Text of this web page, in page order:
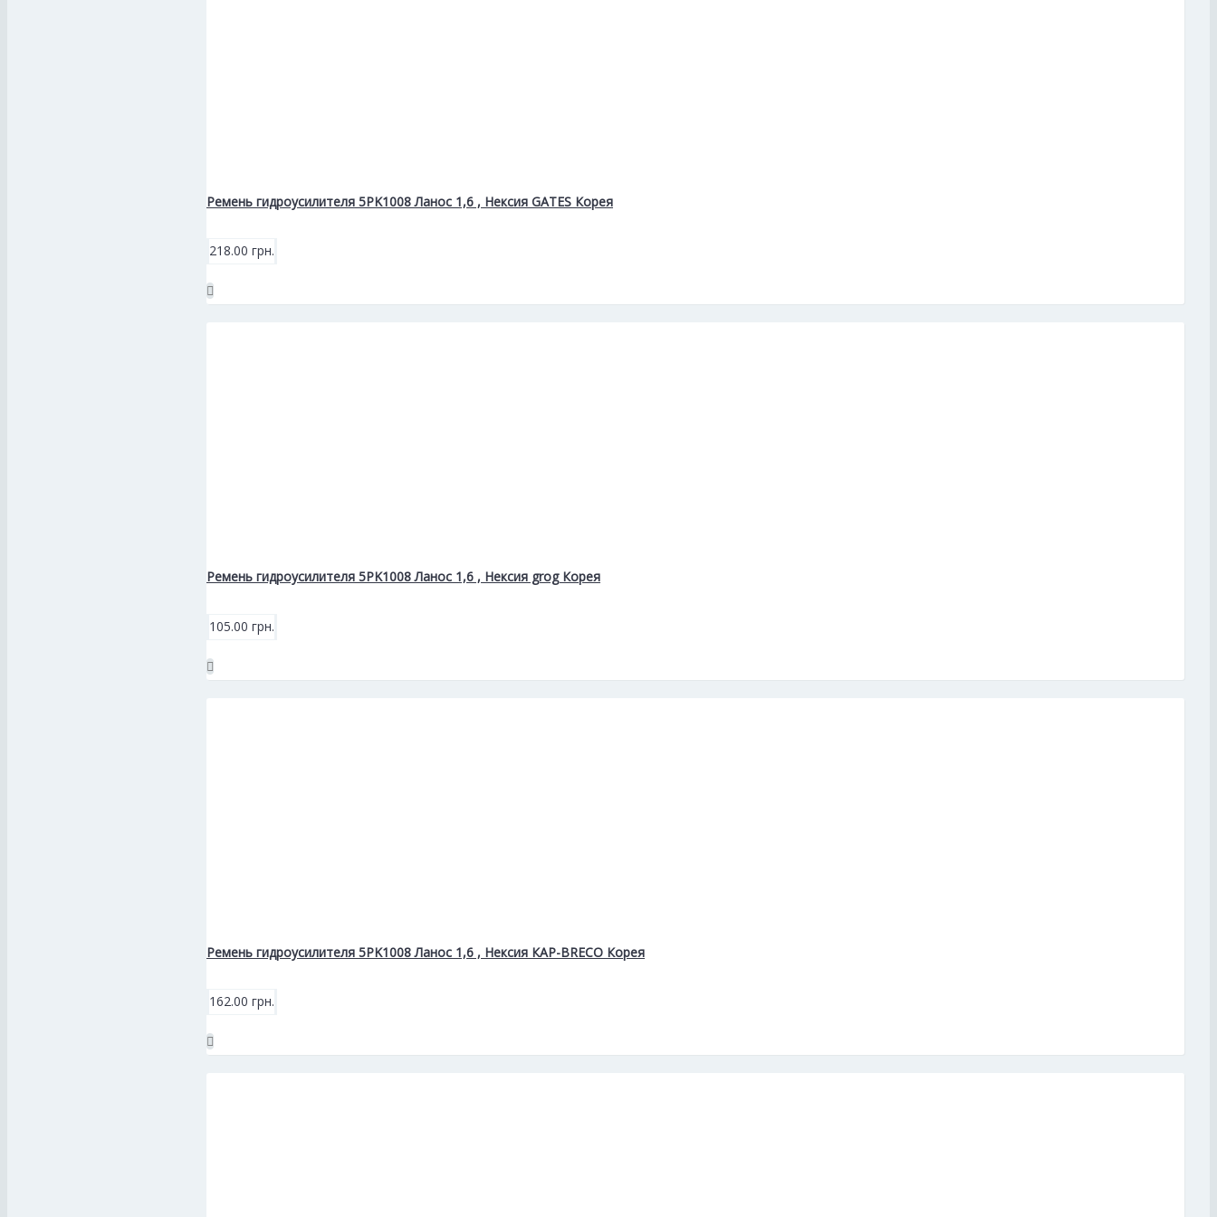
Ремень гидроусилителя 5PK1008 Ланос 1,6 , Нексия GATES Корея
218.00 грн.
Ремень гидроусилителя 5PK1008 Ланос 1,6 , Нексия grog Корея
105.00 грн.
Ремень гидроусилителя 5PK1008 Ланос 1,6 , Нексия КАР-BRECO Корея
162.00 грн.